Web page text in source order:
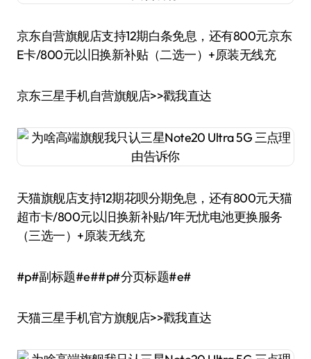
京东自营旗舰店支持12期白条免息，还有800元京东
E卡/800元以旧换新补贴（二选一）+原装无线充
京东三星手机自营旗舰店>>戳我直达
天猫旗舰店支持12期花呗分期免息，还有800元天猫
超市卡/800元以旧换新补贴/1年无忧电池更换服务
（三选一）+原装无线充
#p#副标题#e##p#分页标题#e#
天猫三星手机官方旗舰店>>戳我直达